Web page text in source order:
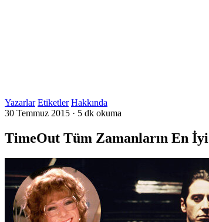
Yazarlar Etiketler Hakkında
30 Temmuz 2015 · 5 dk okuma
TimeOut Tüm Zamanların En